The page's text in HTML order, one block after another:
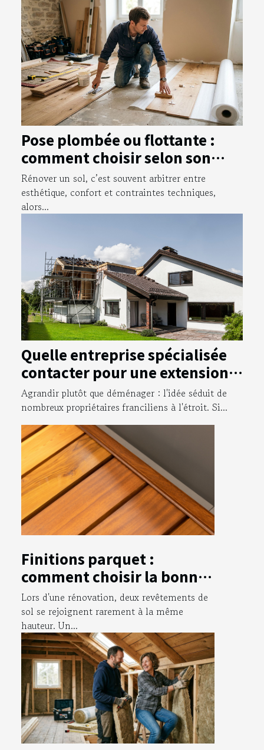
Pose plombée ou flottante :
comment choisir selon son
projet de rénovation ?
Rénover un sol, c’est souvent arbitrer entre
esthétique, confort et contraintes techniques,
alors...
Quelle entreprise spécialisée
contacter pour une extension
de maison en région
parisienne ?
Agrandir plutôt que déménager : l'idée séduit de
nombreux propriétaires franciliens à l'étroit. Si...
Finitions parquet :
comment choisir la bonne
barre de seuil de denivelé
pour une jonction nette ?
Lors d'une rénovation, deux revêtements de
sol se rejoignent rarement à la même
hauteur. Un...